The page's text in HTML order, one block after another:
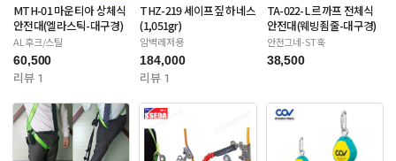
MTH-01 마운티아 상체식
안전대(엘라스틱-대구경)
AL후크/스틸
60,500
리뷰 1
THZ-219 세이프짚 하네스
(1,051gr)
암벽레저용
184,000
리뷰 1
TA-022-L 르까프 전체식
안전대(웨빙죔줄-대구경)
안전그네-ST훅
38,500